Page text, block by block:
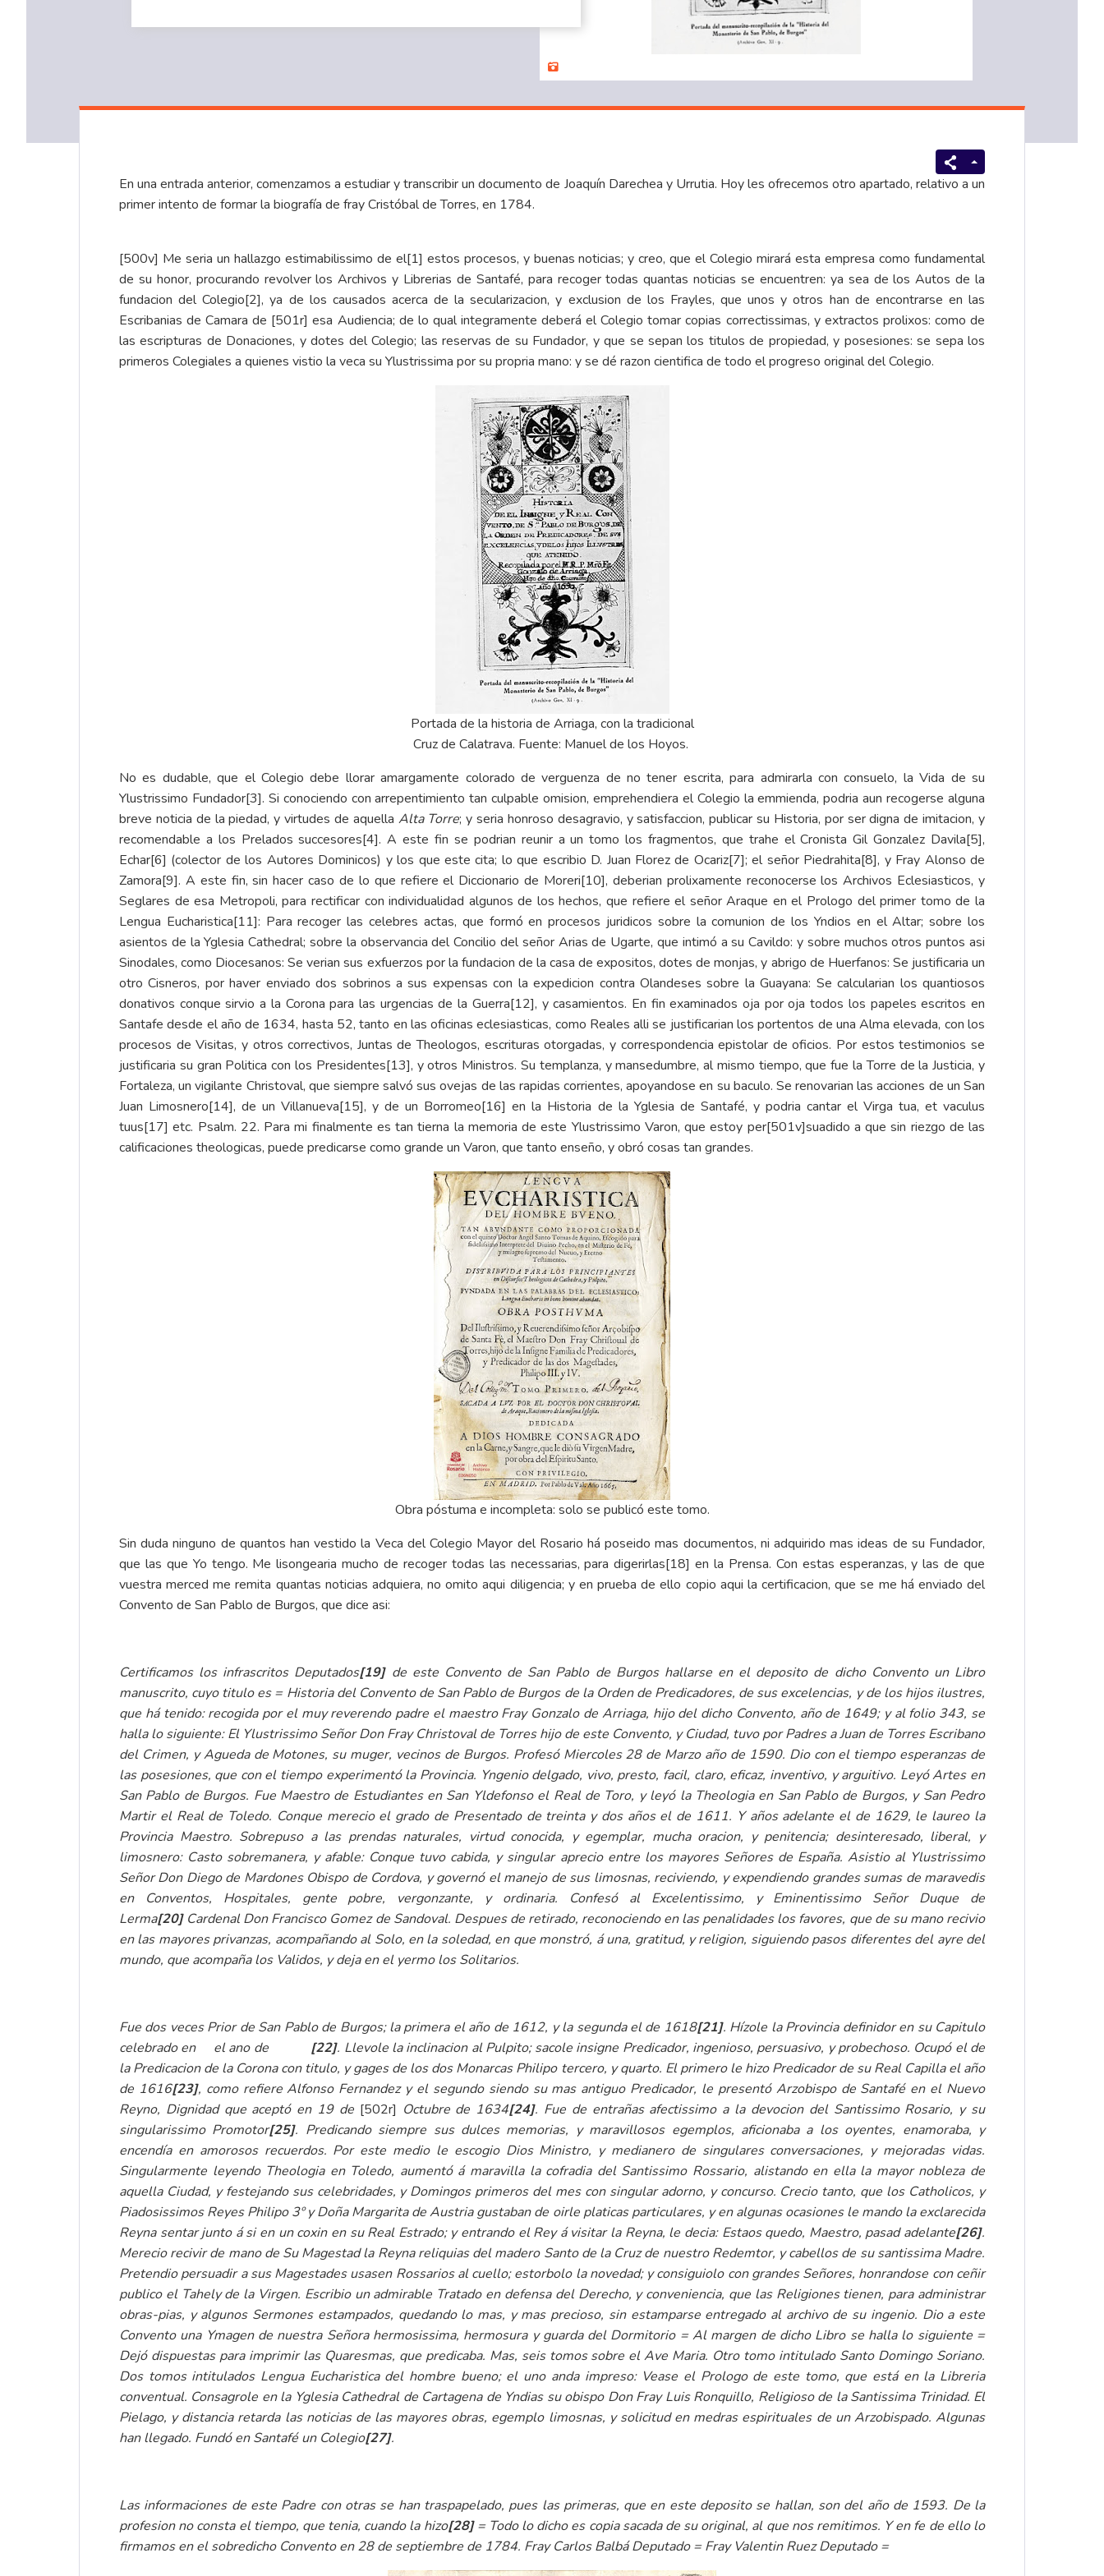
En una entrada anterior, comenzamos a estudiar y transcribir undocumento de Joaquín Darechea y Urrutia. Hoy les ofrecemos otro apartado, relativo a un
primer intento de formar la biografía de fray Cristóbal de Torres, en 1784.
[500v] Me seria un hallazgo estimabilissimo de el[1] estos procesos, y buenas noticias; y creo, que el Colegio mirará esta empresa como fundamental
de su honor, procurando revolver los Archivos y Librerias de Santafé, para recoger todas quantas noticias se encuentren: ya sea de los Autos de la
fundacion del Colegio[2], ya de los causados acerca de la secularizacion, y exclusion de los Frayles, que unos y otros han de encontrarse en las
Escribanias de Camara de [501r] esa Audiencia; de lo qual integramente deberá el Colegio tomar copias correctissimas, y extractos prolixos: como de
las escripturas de Donaciones, y dotes del Colegio; las reservas de su Fundador, y que se sepan los titulos de propiedad, y posesiones: se sepa los
primeros Colegiales a quienes vistio la veca su Ylustrissima por su propria mano: y se dé razon cientifica de todo el progreso original del Colegio.
Portada de la historia de Arriaga, con la tradicional
Cruz de Calatrava. Fuente: Manuel de los Hoyos.
No es dudable, que el Colegio debe llorar amargamente colorado de verguenza de no tener escrita, para admirarla con consuelo, la Vida de su
Ylustrissimo Fundador[3]. Si conociendo con arrepentimiento tan culpable omision, emprehendiera el Colegio la emmienda, podria aun recogerse alguna
breve noticia de la piedad, y virtudes de aquella Alta Torre; y seria honroso desagravio, y satisfaccion, publicar su Historia, por ser digna de imitacion, y
recomendable a los Prelados succesores[4]. A este fin se podrian reunir a un tomo los fragmentos, que trahe el Cronista Gil Gonzalez Davila[5],
Echar[6] (colector de los Autores Dominicos) y los que este cita; lo que escribio D. Juan Florez de Ocariz[7]; el señor Piedrahita[8], y Fray Alonso de
Zamora[9]. A este fin, sin hacer caso de lo que refiere el Diccionario de Moreri[10], deberian prolixamente reconocerse los Archivos Eclesiasticos, y
Seglares de esa Metropoli, para rectificar con individualidad algunos de los hechos, que refiere el señor Araque en el Prologo del primer tomo de la
Lengua Eucharistica[11]: Para recoger las celebres actas, que formó en procesos juridicos sobre la comunion de los Yndios en el Altar; sobre los
asientos de la Yglesia Cathedral; sobre la observancia del Concilio del señor Arias de Ugarte, que intimó a su Cavildo: y sobre muchos otros puntos asi
Sinodales, como Diocesanos: Se verian sus exfuerzos por la fundacion de la casa de expositos, dotes de monjas, y abrigo de Huerfanos: Se justificaria un
otro Cisneros, por haver enviado dos sobrinos a sus expensas con la expedicion contra Olandeses sobre la Guayana: Se calcularian los quantiosos
donativos conque sirvio a la Corona para las urgencias de la Guerra[12], y casamientos. En fin examinados oja por oja todos los papeles escritos en
Santafe desde el año de 1634, hasta 52, tanto en las oficinas eclesiasticas, como Reales alli se justificarian los portentos de una Alma elevada, con los
procesos de Visitas, y otros correctivos, Juntas de Theologos, escrituras otorgadas, y correspondencia epistolar de oficios. Por estos testimonios se
justificaria su gran Politica con los Presidentes[13], y otros Ministros. Su templanza, y mansedumbre, al mismo tiempo, que fue la Torre de la Justicia, y
Fortaleza, un vigilante Christoval, que siempre salvó sus ovejas de las rapidas corrientes, apoyandose en su baculo. Se renovarian las acciones de un San
Juan Limosnero[14], de un Villanueva[15], y de un Borromeo[16] en la Historia de la Yglesia de Santafé, y podria cantar el Virga tua, et vaculus
tuus[17] etc. Psalm. 22. Para mi finalmente es tan tierna la memoria de este Ylustrissimo Varon, que estoy per[501v]suadido a que sin riezgo de las
calificaciones theologicas, puede predicarse como grande un Varon, que tanto enseño, y obró cosas tan grandes.
Obra póstuma e incompleta: solo se publicó este tomo.
Sin duda ninguno de quantos han vestido la Veca del Colegio Mayor del Rosario há poseido mas documentos, ni adquirido mas ideas de su Fundador,
que las que Yo tengo. Me lisongearia mucho de recoger todas las necessarias, para digerirlas[18] en la Prensa. Con estas esperanzas, y las de que
vuestra merced me remita quantas noticias adquiera, no omito aqui diligencia; y en prueba de ello copio aqui la certificacion, que se me há enviado del
Convento de San Pablo de Burgos, que dice asi:
Certificamos los infrascritos Deputados[19]de este Convento de San Pablo de Burgos hallarse en el deposito de dicho Convento un Libro
manuscrito, cuyo titulo es = Historia del Convento de San Pablo de Burgos de la Orden de Predicadores, de sus excelencias, y de los hijos ilustres,
que há tenido: recogida por el muy reverendo padre el maestro Fray Gonzalo de Arriaga, hijo del dicho Convento, año de 1649; y al folio 343, se
halla lo siguiente: El Ylustrissimo Señor Don Fray Christoval de Torres hijo de este Convento, y Ciudad, tuvo por Padres a Juan de Torres Escribano
del Crimen, y Agueda de Motones, su muger, vecinos de Burgos. Profesó Miercoles 28 de Marzo año de 1590. Dio con el tiempo esperanzas de
las posesiones, que con el tiempo experimentó la Provincia. Yngenio delgado, vivo, presto, facil, claro, eficaz, inventivo, y arguitivo. Leyó Artes en
San Pablo de Burgos. Fue Maestro de Estudiantes en San Yldefonso el Real de Toro, y leyó la Theologia en San Pablo de Burgos, y San Pedro
Martir el Real de Toledo. Conque merecio el grado de Presentado de treinta y dos años el de 1611. Y años adelante el de 1629, le laureo la
Provincia Maestro. Sobrepuso a las prendas naturales, virtud conocida, y egemplar, mucha oracion, y penitencia; desinteresado, liberal, y
limosnero: Casto sobremanera, y afable: Conque tuvo cabida, y singular aprecio entre los mayores Señores de España. Asistio al Ylustrissimo
Señor Don Diego de Mardones Obispo de Cordova, y governó el manejo de sus limosnas, reciviendo, y expendiendo grandes sumas de maravedis
en Conventos, Hospitales, gente pobre, vergonzante, y ordinaria. Confesó al Excelentissimo, y Eminentissimo Señor Duque de
Lerma[20]Cardenal Don Francisco Gomez de Sandoval. Despues de retirado, reconociendo en las penalidades los favores, que de su mano recivio
en las mayores privanzas, acompañando al Solo, en la soledad, en que monstró, á una, gratitud, y religion, siguiendo pasos diferentes del ayre del
mundo, que acompaña los Validos, y deja en el yermo los Solitarios.
Fue dos veces Prior de San Pablo de Burgos; la primera el año de 1612, y la segunda el de 1618[21]. Hízole la Provincia definidor en su Capitulo
celebrado en el ano de [22]. Llevole la inclinacion al Pulpito; sacole insigne Predicador, ingenioso, persuasivo, y probechoso. Ocupó el de
la Predicacion de la Corona con titulo, y gages de los dos Monarcas Philipo tercero, y quarto. El primero le hizoPredicadorde su Real Capilla el año
de 1616[23], como refiere Alfonso Fernandez y el segundo siendo su mas antiguo Predicador, le presentó Arzobispo de Santafé en el Nuevo
Reyno, Dignidad que aceptó en 19 de [502r] Octubre de 1634[24]. Fue de entrañas afectissimo a la devocion del Santissimo Rosario, y su
singularissimo Promotor[25]. Predicando siempre sus dulces memorias, y maravillosos egemplos, aficionaba a los oyentes, enamoraba, y
encendía en amorosos recuerdos. Por este medio le escogio Dios Ministro, y medianero de singulares conversaciones, y mejoradas vidas.
Singularmente leyendo Theologia en Toledo, aumentó á maravilla la cofradia del Santissimo Rossario, alistando en ella la mayor nobleza de
aquella Ciudad, y festejando sus celebridades, y Domingos primeros del mes con singular adorno, y concurso. Crecio tanto, que los Catholicos, y
Piadosissimos Reyes Philipo 3º y Doña Margarita de Austria gustaban de oirle platicas particulares, y en algunas ocasiones le mando la exclarecida
Reyna sentar junto á si en un coxin en su Real Estrado; y entrando el Rey á visitar la Reyna, le decia: Estaos quedo, Maestro, pasad adelante[26].
Merecio recivir de mano de Su Magestad la Reyna reliquias del madero Santo de la Cruz de nuestro Redemtor, y cabellos de su santissima Madre.
Pretendio persuadir a sus Magestades usasen Rossarios al cuello; estorbolo la novedad; y consiguiolo con grandes Señores, honrandose con ceñir
publico el Tahely de la Virgen. Escribio un admirable Tratado en defensa del Derecho, y conveniencia, que las Religiones tienen, para administrar
obras-pias, y algunos Sermones estampados, quedando lo mas, y mas precioso, sin estamparse entregado al archivo de su ingenio. Dio a este
Convento una Ymagen de nuestra Señora hermosissima, hermosura y guarda del Dormitorio = Al margen de dicho Libro se halla lo siguiente =
Dejó dispuestas para imprimir las Quaresmas, que predicaba. Mas, seis tomos sobre el Ave Maria. Otro tomo intitulado Santo Domingo Soriano.
Dos tomos intitulados Lengua Eucharistica del hombre bueno; el uno anda impreso: Vease el Prologo de este tomo, que está en la Libreria
conventual. Consagrole en la Yglesia Cathedral de Cartagena de Yndias su obispo Don Fray Luis Ronquillo, Religioso de la Santissima Trinidad. El
Pielago, y distancia retarda las noticias de las mayores obras, egemplo limosnas, y solicitud en medras espirituales de un Arzobispado. Algunas
han llegado. Fundó en Santafé un Colegio[27].
Las informaciones de este Padre con otras se han traspapelado, pues las primeras, que en este deposito se hallan, son del año de 1593. De la
profesion no consta el tiempo, que tenia, cuando la hizo[28]= Todo lo dicho es copia sacada de su original, al que nos remitimos. Y en fe de ello lo
firmamos en el sobredicho Convento en 28 de septiembre de 1784. Fray Carlos Balbá Deputado = Fray Valentin Ruez Deputado =